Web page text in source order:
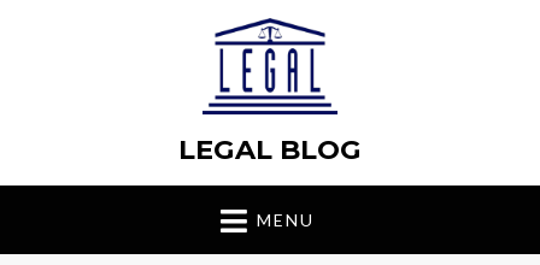
LEGAL BLOG
MENU